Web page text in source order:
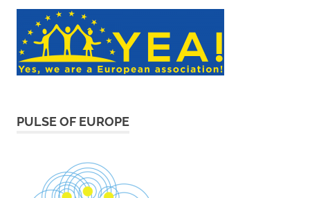
PULSE OF EUROPE